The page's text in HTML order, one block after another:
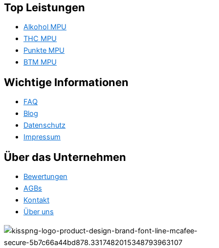
Top Leistungen
Alkohol MPU
THC MPU
Punkte MPU
BTM MPU
Wichtige Informationen
FAQ
Blog
Datenschutz
Impressum
Über das Unternehmen
Bewertungen
AGBs
Kontakt
Über uns